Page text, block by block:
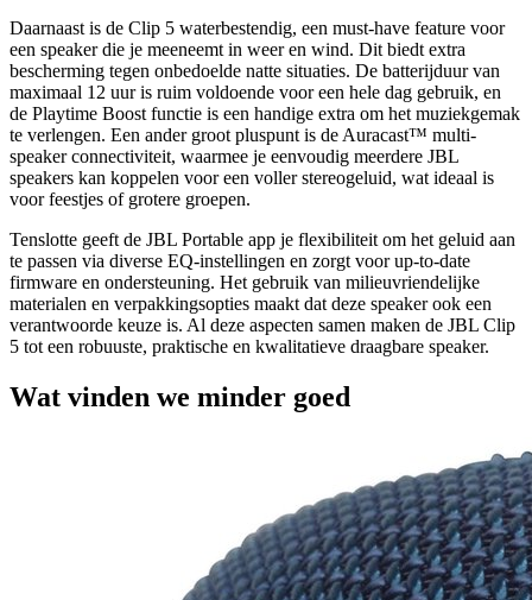
Daarnaast is de Clip 5 waterbestendig, een must-have feature voor
een speaker die je meeneemt in weer en wind. Dit biedt extra
bescherming tegen onbedoelde natte situaties. De batterijduur van
maximaal 12 uur is ruim voldoende voor een hele dag gebruik, en
de Playtime Boost functie is een handige extra om het muziekgemak
te verlengen. Een ander groot pluspunt is de Auracast™ multi-
speaker connectiviteit, waarmee je eenvoudig meerdere JBL
speakers kan koppelen voor een voller stereogeluid, wat ideaal is
voor feestjes of grotere groepen.
Tenslotte geeft de JBL Portable app je flexibiliteit om het geluid aan
te passen via diverse EQ-instellingen en zorgt voor up-to-date
firmware en ondersteuning. Het gebruik van milieuvriendelijke
materialen en verpakkingsopties maakt dat deze speaker ook een
verantwoorde keuze is. Al deze aspecten samen maken de JBL Clip
5 tot een robuuste, praktische en kwalitatieve draagbare speaker.
Wat vinden we minder goed